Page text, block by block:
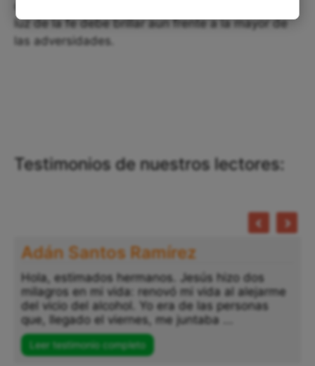
luz de la fe debe brillar aun frente a la mayor de
las adversidades.
Testimonios de nuestros lectores:
Adán Santos Ramírez
Hola, estimados hermanos. Jesús hizo dos
milagros en mi vida: renovó mi vida al alejarme
del vicio del alcohol. Yo era de las personas
que, llegado el viernes, me juntaba ...
Leer testimonio completo